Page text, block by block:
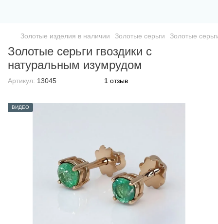
Золотые изделия в наличии Золотые серьги Золотые
Золотые серьги гвоздики с
натуральным изумрудом
Артикул: 13045 1 отзыв
ВИДЕО